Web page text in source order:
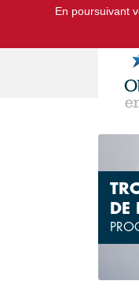
Le
DE
En poursuivant